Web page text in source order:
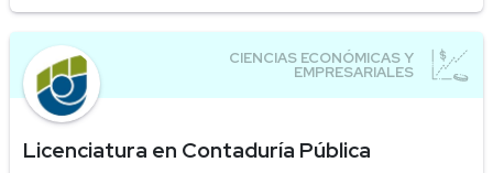
Licenciatura en Contaduría Pública